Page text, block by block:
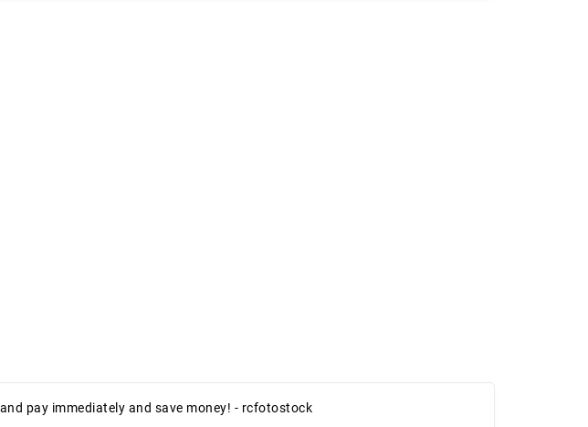
pay immediately and save money! - rcfotostock